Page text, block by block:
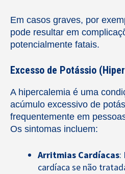
Em casos graves, por
pode resultar em
potencialmente fatais.
Excesso de Potássio
A hipercalemia é uma
acúmulo excessivo de
frequentemente em
Os sintomas incluem:
Arritmias Cardíacas:
cardíaca se não